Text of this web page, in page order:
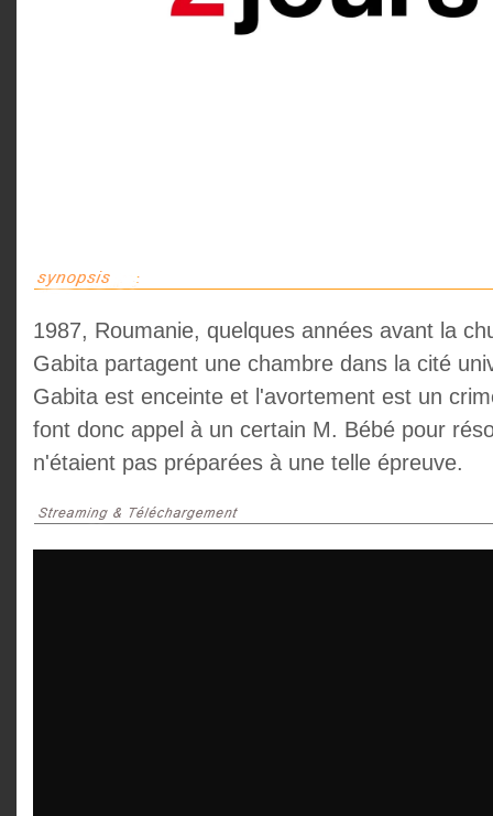
1987, Roumanie, quelques années avant la
Gabita partagent une chambre dans la cité
Gabita est enceinte et l'avortement est un
font donc appel à un certain M. Bébé pour
n'étaient pas préparées à une telle épreuve.